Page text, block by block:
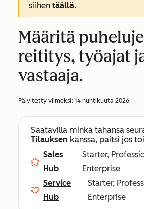
siihen täällä.
Määritä
reititys, työajat
vastaaja.
Päivitetty viimeksi: 14 huhtikuuta 2026
Saatavilla minkä tahansa
Tilauksen kanssa, paitsi jos
Sales
Hub
Starter,
Enterprise
Service
Hub
Starter,
Enterprise